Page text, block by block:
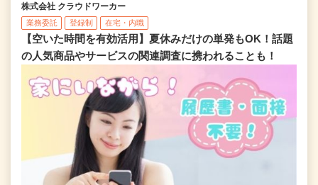
株式会社 クラウドワーカー
業務委託 登録制 在宅・内職
【空いた時間を有効活用】夏休みだけの単発もOK！話題
の人気商品やサービスの関連調査に携われることも！